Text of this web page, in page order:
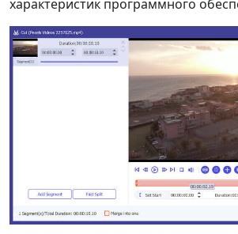
характеристик программного